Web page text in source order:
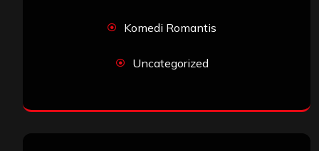
Komedi Romantis
Uncategorized